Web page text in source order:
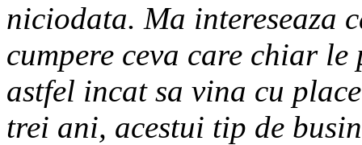
niciodata. Ma intereseaza
cumpere ceva care chiar
astfel incat sa vina cu
trei ani, acestui tip de